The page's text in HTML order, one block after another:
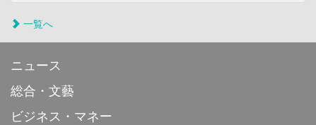
一覧へ
ニュース
総合・文藝
ビジネス・マネー